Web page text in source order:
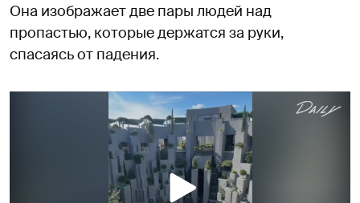
Она изображает две пары людей над
пропастью, которые держатся за руки,
спасаясь от падения.